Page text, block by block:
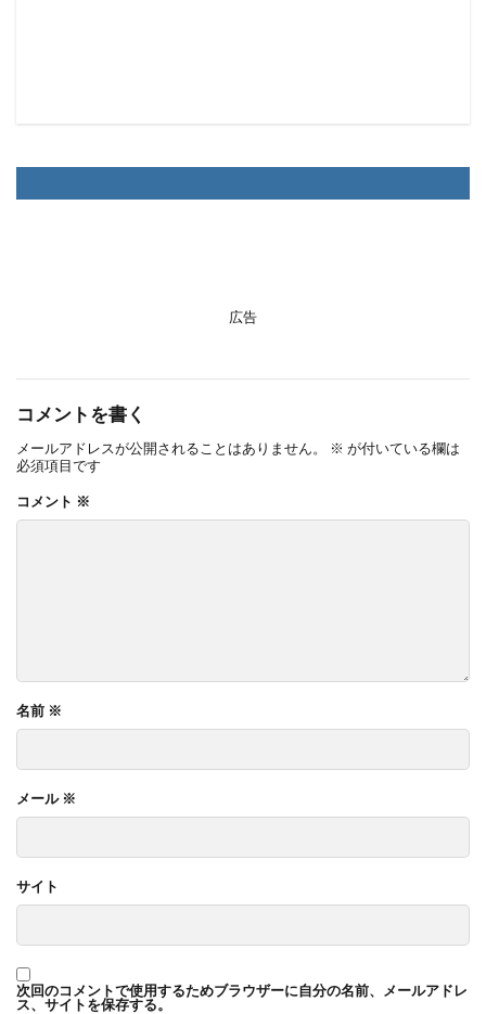
広告
コメントを書く
メールアドレスが公開されることはありません。 ※ が付いている欄は
必須項目です
コメント ※
名前 ※
メール ※
サイト
次回のコメントで使用するためブラウザーに自分の名前、メールアドレ
ス、サイトを保存する。